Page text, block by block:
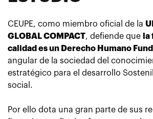
CEUPE, como miembro oficial de la
GLOBAL COMPACT, defiende que
calidad es un Derecho Humano
angular de la sociedad del
estratégico para el desarrollo
social.
Por ello dota una gran parte de sus